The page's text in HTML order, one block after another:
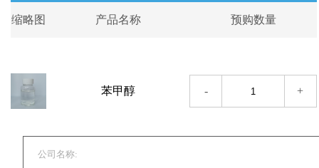
缩略图 产品名称 预购数量
- +